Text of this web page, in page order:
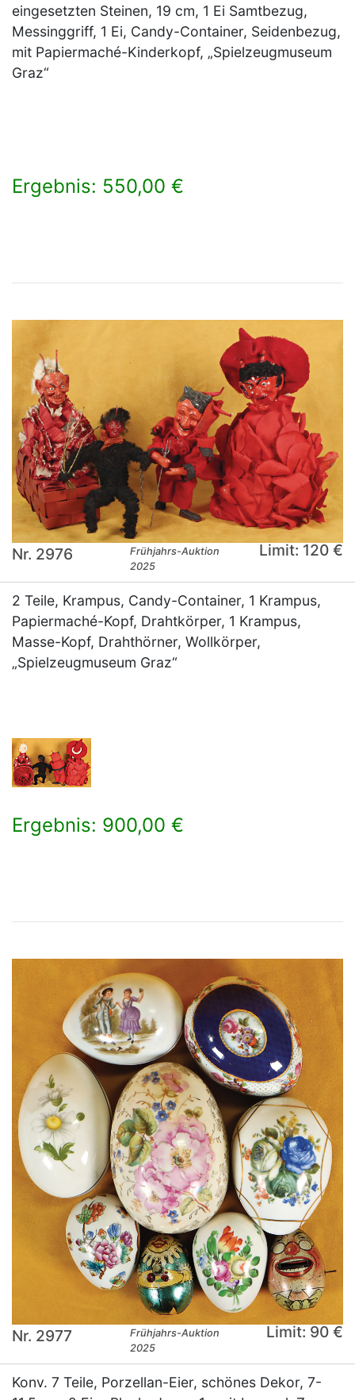
eingesetzten Steinen, 19 cm, 1 Ei Samtbezug,
Messinggriff, 1 Ei, Candy-Container, Seidenbezug,
mit Papiermaché-Kinderkopf, „Spielzeugmuseum
Graz“
Ergebnis: 550,00 €
Nr. 2976
Frühjahrs-Auktion
2025
Limit: 120 €
2 Teile, Krampus, Candy-Container, 1 Krampus,
Papiermaché-Kopf, Drahtkörper, 1 Krampus,
Masse-Kopf, Drahthörner, Wollkörper,
„Spielzeugmuseum Graz“
Ergebnis: 900,00 €
Nr. 2977
Frühjahrs-Auktion
2025
Limit: 90 €
Konv. 7 Teile, Porzellan-Eier, schönes Dekor, 7-